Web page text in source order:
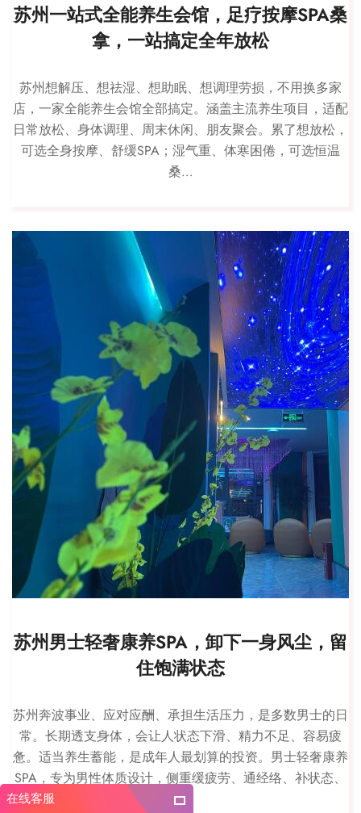
在线客服
苏州一站式全能养生会馆，足疗按摩SPA桑
拿，一站搞定全年放松
苏州想解压、想祛湿、想助眠、想调理劳损，不用换多家
店，一家全能养生会馆全部搞定。涵盖主流养生项目，适配
日常放松、身体调理、周末休闲、朋友聚会。累了想放松，
可选全身按摩、舒缓SPA；湿气重、体寒困倦，可选恒温
桑…
苏州男士轻奢康养SPA，卸下一身风尘，留
住饱满状态
苏州奔波事业、应对应酬、承担生活压力，是多数男士的日
常。长期透支身体，会让人状态下滑、精力不足、容易疲
惫。适当养生蓄能，是成年人最划算的投资。男士轻奢康养
SPA，专为男性体质设计，侧重缓疲劳、通经络、补状态、
…